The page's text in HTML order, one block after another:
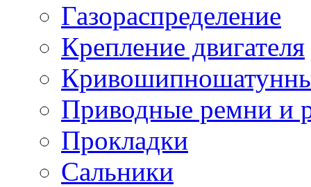
Газораспределение
Крепление двигателя
Приводные ремни и
Прокладки
Сальники